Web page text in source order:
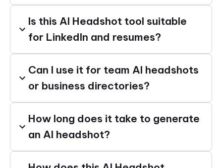
Is this AI Headshot tool suitable
for LinkedIn and resumes?
Can I use it for team AI headshots
or business directories?
How long does it take to generate
an AI headshot?